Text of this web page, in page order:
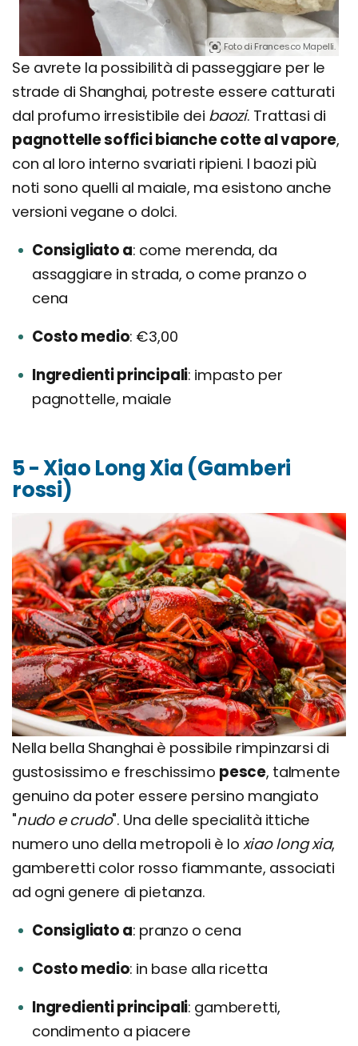
Foto di Francesco Mapelli.
Se avrete la possibilità di passeggiare per le
strade di Shanghai, potreste essere catturati
dal profumo irresistibile dei baozi. Trattasi di
pagnottelle soffici bianche cotte al vapore,
con al loro interno svariati ripieni. I baozi più
noti sono quelli al maiale, ma esistono anche
versioni vegane o dolci.
Consigliato a come merenda, da
assaggiare in strada, o come pranzo o
cena
Costo medio €3,00
Ingredienti principali impasto per
pagnottelle, maiale
5 - Xiao Long Xia (Gamberi
rossi)
Nella bella Shanghai è possibile rimpinzarsi di
gustosissimo e freschissimo pesce, talmente
genuino da poter essere persino mangiato
"nudo e crudo". Una delle specialità ittiche
numero uno della metropoli è lo xiao long xia,
gamberetti color rosso fiammante, associati
ad ogni genere di pietanza.
Consigliato a pranzo o cena
Costo medio in base alla ricetta
Ingredienti principali gamberetti,
condimento a piacere